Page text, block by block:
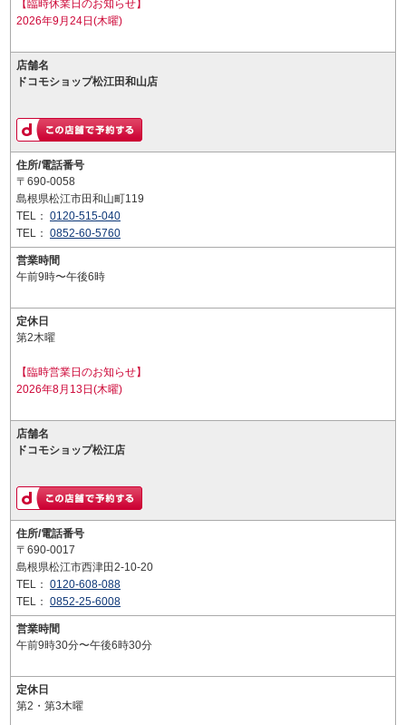
【臨時休業日のお知らせ】
2026年9月24日(木曜)
店舗名
ドコモショップ松江田和山店
住所/電話番号
〒690-0058
島根県松江市田和山町119
TEL： 0120-515-040
TEL： 0852-60-5760
営業時間
午前9時〜午後6時
定休日
第2木曜
【臨時営業日のお知らせ】
2026年8月13日(木曜)
店舗名
ドコモショップ松江店
住所/電話番号
〒690-0017
島根県松江市西津田2-10-20
TEL： 0120-608-088
TEL： 0852-25-6008
営業時間
午前9時30分〜午後6時30分
定休日
第2・第3木曜